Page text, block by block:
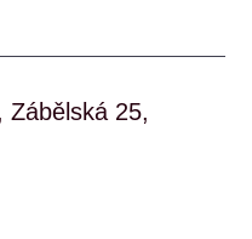
Zábělská 25,